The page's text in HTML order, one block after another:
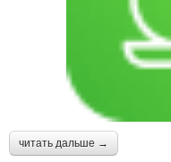
читать дальше →